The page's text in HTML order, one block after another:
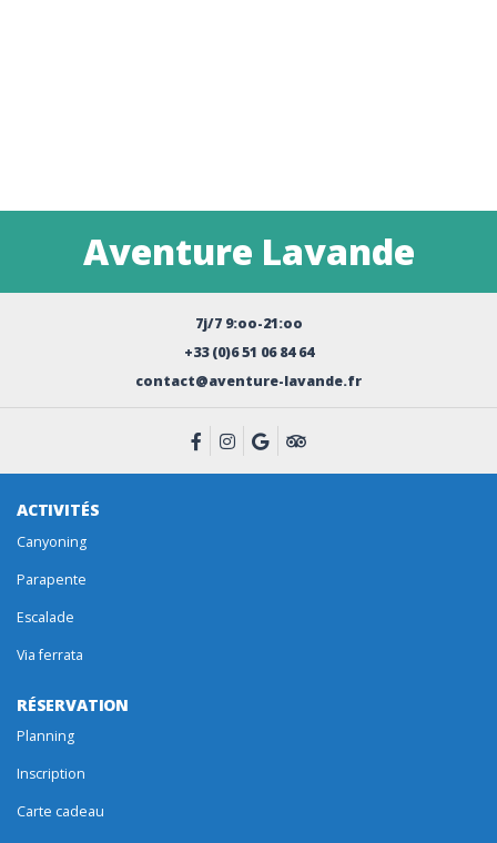
Aventure Lavande
7j/7 9:oo-21:oo
+33 (0)6 51 06 84 64
contact@aventure-lavande.fr
ACTIVITÉS
Canyoning
Parapente
Escalade
Via ferrata
RÉSERVATION
Planning
Inscription
Carte cadeau